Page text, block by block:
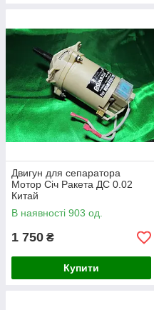
Двигун для сепаратора
Мотор Січ Ракета ДС 0.02
Китай
В наявності 903 од.
1 750 ₴
Купити